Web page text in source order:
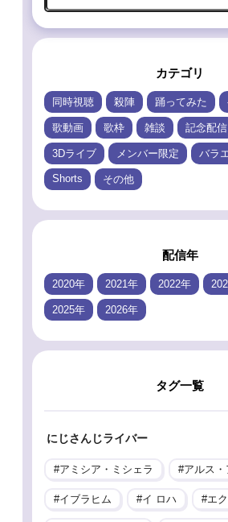
カテゴリ
同時視聴 殺陣 踊ってみた
歌動画 歌枠 雑談 記念配信
3Dライブ メンバー限定 バラ
Shorts その他
配信年
2020年 2021年 2022年
2025年 2026年
タグ一覧
にじさんじライバー
アミシア・ミシェラ アルス
イブラヒム イ ロハ エ